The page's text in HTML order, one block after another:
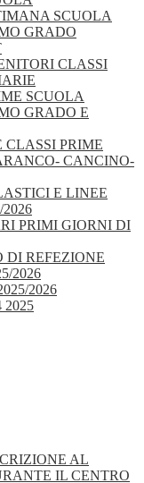
SCUOLA
GRADO
CLASSI
SCUOLA
GRADO E
PRIME
CANCINO-
E LINEE
PRIMI GIORNI DI
DI REFEZIONE
2026
2026
2025
AL
IL CENTRO